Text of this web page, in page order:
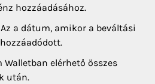
hozzáadásához.
Az a dátum, amikor a beváltási
Walletban elérhető összes
után.